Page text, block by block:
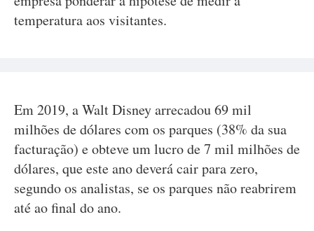
temperatura aos visitantes.
Em 2019, a Walt Disney arrecadou 69 mil
milhões de dólares com os parques (38% da sua
facturação) e obteve um lucro de 7 mil milhões de
dólares, que este ano deverá cair para zero,
segundo os analistas, se os parques não reabrirem
até ao final do ano.